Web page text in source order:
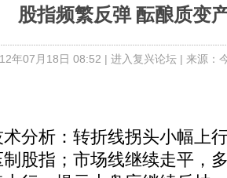
股指频繁反弹 酝酿质变
年07月18日 08:52 | 进入复兴论坛| 来源：
析：转折线拐头小幅上
股指；市场线继续走平，